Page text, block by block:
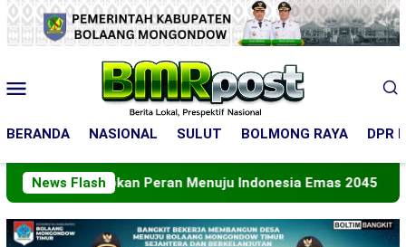
Loncat
ke
konten
Mobile
BERANDA NASIONAL SULUT BOLMONG RAYA DPR
News Flash
Mantapkan Peran Menuju Indonesia Emas 2045